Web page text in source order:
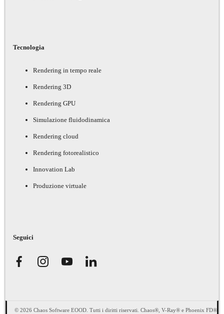
Tecnologia
Rendering in tempo reale
Rendering 3D
Rendering GPU
Simulazione fluidodinamica
Rendering cloud
Rendering fotorealistico
Innovation Lab
Produzione virtuale
Seguici
© 2026 Chaos Software EOOD. Tutti i diritti riservati. Chaos®, V-Ray® e Phoenix FD®